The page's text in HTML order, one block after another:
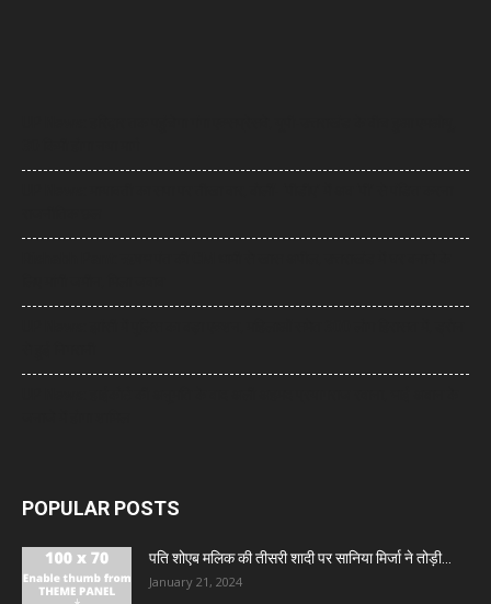
POPULAR POSTS
पति शोएब मलिक की तीसरी शादी पर सानिया मिर्जा ने तोड़ी...
January 21, 2024